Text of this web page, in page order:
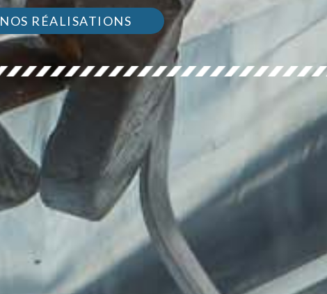
NOS RÉALISATIONS